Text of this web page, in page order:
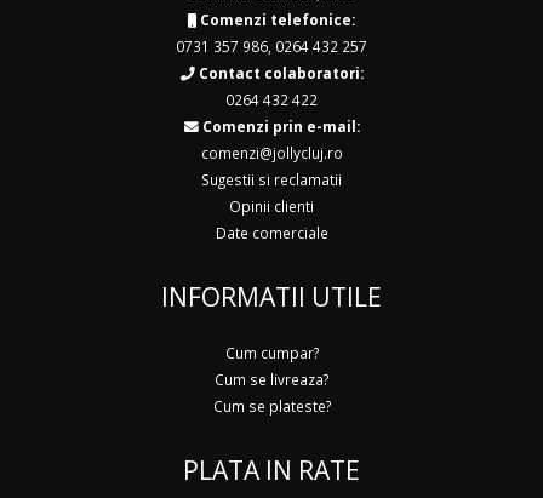
Comenzi telefonice:
0731 357 986 0264 432 257
Contact colaboratori:
0264 432 422
Comenzi prin e-mail:
comenzi@jollycluj.ro
Sugestii si reclamatii
Opinii clienti
Date comerciale
INFORMATII UTILE
Cum cumpar?
Cum se livreaza?
Cum se plateste?
PLATA IN RATE